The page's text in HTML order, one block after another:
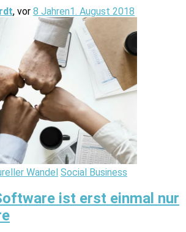
, vor 8 Jahren1. August 2018
Wandel Social Business
ist erst einmal nur